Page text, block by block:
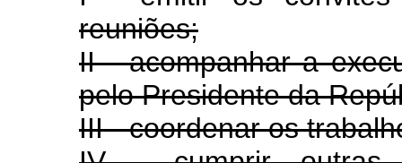
reuniões;
II - acompanhar a
pelo Presidente da
III - coordenar os